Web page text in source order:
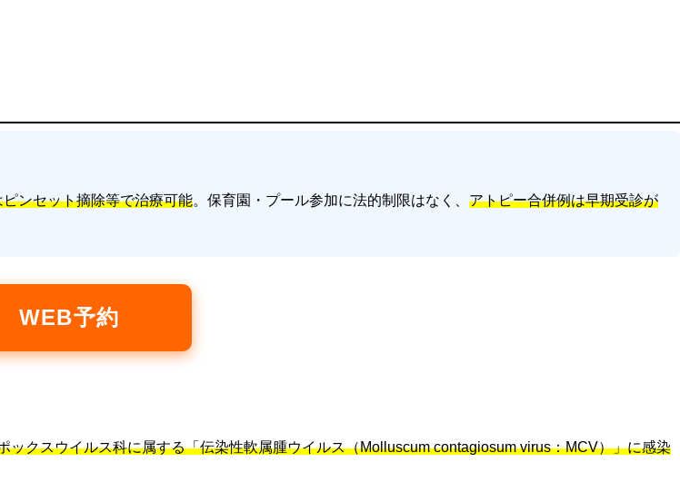
ンセット摘除等で治療可能。保育園・プール参加に法的制限はなく、 アトピー合併例は早期受診が
WEB予約
ックスウイルス科に属する「伝染性軟属腫ウイルス（Molluscum contagiosum virus：MCV）」に感染